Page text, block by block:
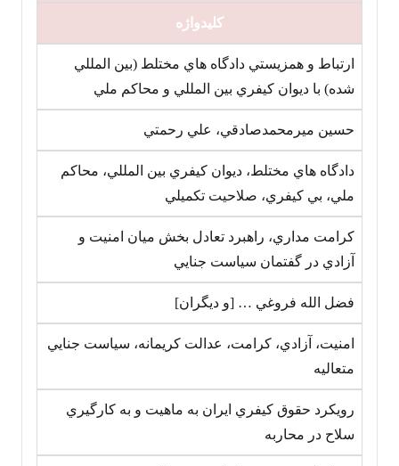
کلیدواژه
ارتباط و همزيستي دادگاه هاي مختلط (بين المللي
شده) با ديوان کيفري بين المللي و محاکم ملي
حسين ميرمحمدصادقي، علي رحمتي
دادگاه هاي مختلط، ديوان کيفري بين المللي، محاکم
ملي، بي کيفري، صلاحيت تکميلي
کرامت مداري، راهبرد تعادل بخش ميان امنيت و
آزادي در گفتمان سياست جنايي
فضل الله فروغي … [و ديگران]
امنيت، آزادي، کرامت، عدالت کريمانه، سياست جنايي
متعاليه
رويکرد حقوق کيفري ايران به ماهيت و به کارگيري
سلاح در محاربه